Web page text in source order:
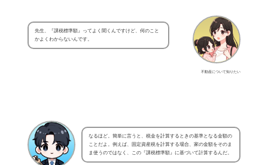
不動産について知りたい
先生、『課税標準額』ってよく聞くんですけど、何のこと
かよくわからないんです。
なるほど。簡単に言うと、税金を計算するときの基準となる金額の
ことだよ。例えば、固定資産税を計算する場合、家の金額をそのま
ま使うのではなく、この『課税標準額』に基づいて計算するんだ。